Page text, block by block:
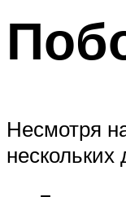
Несмотря